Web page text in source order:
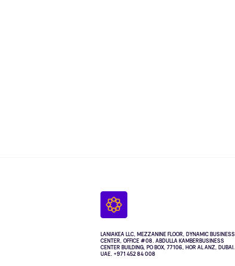
LANIAKEA LLC, MEZZANINE FLOOR, DYNAMIC BUSINESS
CENTER, OFFICE #08. ABDULLA KAMBERBUSINESS
CENTER BUILDING, PO BOX, 77106, HOR AL ANZ, DUBAI.
UAE. +971 452 84 008